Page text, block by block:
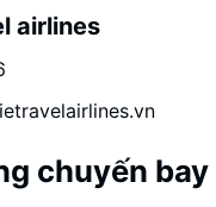
airlines
chuyến